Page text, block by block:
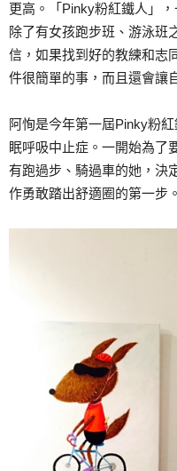
更高。「Pinky粉紅鐵人」
除了有女孩跑步班、游泳班
信，如果找到好的教練和志
件很簡單的事，而且還會讓
阿恂是今年第一屆Pinky粉
眠呼吸中止症。一開始為了
有跑過步、騎過車的她，決
作勇敢踏出舒適圈的第一步。